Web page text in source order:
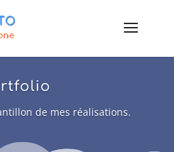
de mes réalisations.